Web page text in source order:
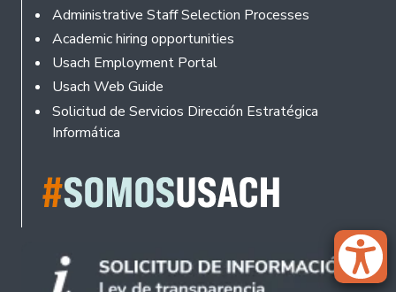
Administrative Staff Selection Processes
Academic hiring opportunities
Usach Employment Portal
Usach Web Guide
Solicitud de Servicios Dirección Estratégica
Informática